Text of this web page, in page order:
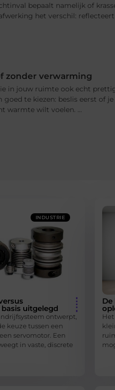
bepaalt namelijk of
het verschil:
zonder verwarming
in jouw ruimte ook echt
te kiezen: beslis eerst of
warmte wilt voelen. ...
INDUSTRIE
uitgelegd
ontwerpt,
keuze tussen een
servomotor. Een
in vaste, discrete